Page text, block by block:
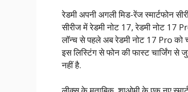
रेडमी अपनी अगली मिड-रेंज स्मार्टफोन
सीरीज में रेडमी नोट 17, रेडमी नोट
लॉन्च से पहले अब रेडमी नोट 17 Pro
इस लिस्टिंग से फोन की फास्ट चार्जिंग से
नहीं है.